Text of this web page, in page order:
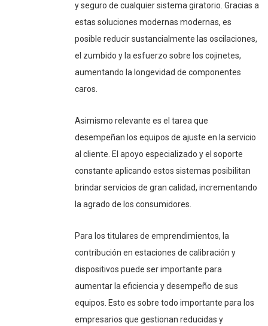
y seguro de cualquier sistema giratorio. Gracias a
estas soluciones modernas modernas, es
posible reducir sustancialmente las oscilaciones,
el zumbido y la esfuerzo sobre los cojinetes,
aumentando la longevidad de componentes
caros.
Asimismo relevante es el tarea que
desempeñan los equipos de ajuste en la servicio
al cliente. El apoyo especializado y el soporte
constante aplicando estos sistemas posibilitan
brindar servicios de gran calidad, incrementando
la agrado de los consumidores.
Para los titulares de emprendimientos, la
contribución en estaciones de calibración y
dispositivos puede ser importante para
aumentar la eficiencia y desempeño de sus
equipos. Esto es sobre todo importante para los
empresarios que gestionan reducidas y